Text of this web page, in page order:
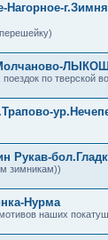
Нагорное-
Молчаново-
по тверской
Рукав-
зимникам))
Нурма
наших